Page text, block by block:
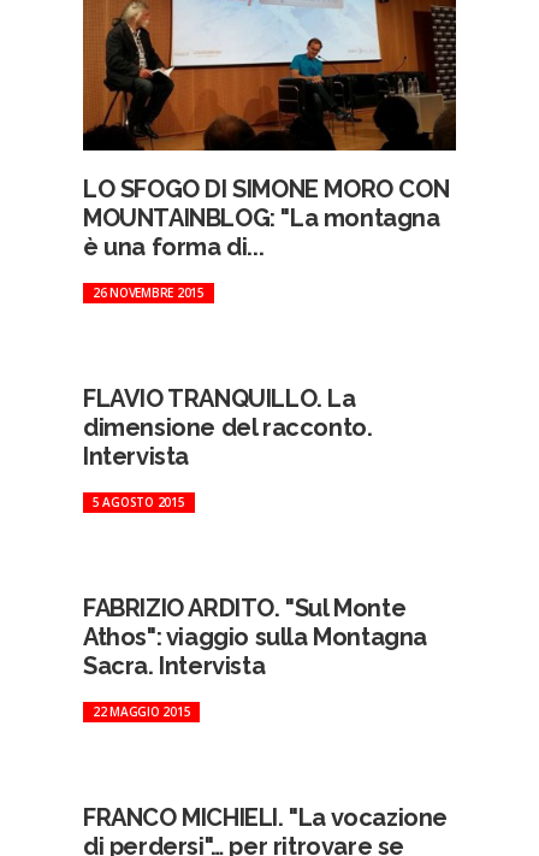
LO SFOGO DI SIMONE MORO CON
MOUNTAINBLOG: "La montagna
è una forma di...
26 NOVEMBRE 2015
FLAVIO TRANQUILLO. La
dimensione del racconto.
Intervista
5 AGOSTO 2015
FABRIZIO ARDITO. "Sul Monte
Athos": viaggio sulla Montagna
Sacra. Intervista
22 MAGGIO 2015
FRANCO MICHIELI. "La vocazione
di perdersi"… per ritrovare se